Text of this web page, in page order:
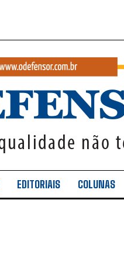
EDITORIAIS COLUNAS